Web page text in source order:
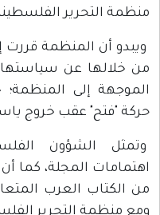
منظمة التحرير
ويبدو أن المنظمة قررت
من خلالها عن سياستها
الموجهة إلى
حركة "فتح" عقب خروج
وتمثل الشؤون
اهتمامات المجلة، كما
من الكتاب العرب
ومع منظمة التحرير